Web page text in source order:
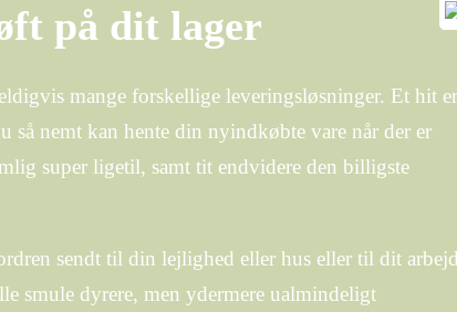
på dit lager
mange forskellige leveringsløsninger. Et hit er
så nemt kan hente din nyindkøbte vare når der er
super ligetil, samt tit endvidere den billigste
sendt til din lejlighed eller hus eller til dit
smule dyrere, men ydermere ualmindeligt